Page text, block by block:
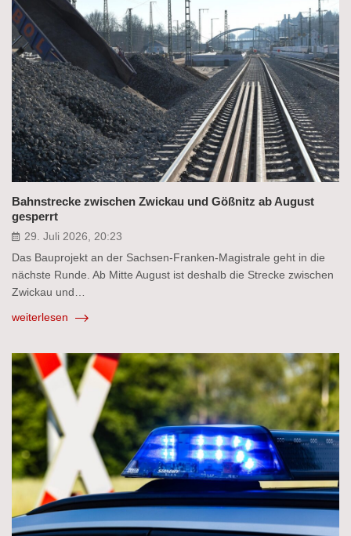
Bahnstrecke zwischen Zwickau und Gößnitz ab August
gesperrt
29. Juli 2026, 20:23
Das Bauprojekt an der Sachsen-Franken-Magistrale geht in die
nächste Runde. Ab Mitte August ist deshalb die Strecke zwischen
Zwickau und…
weiterlesen